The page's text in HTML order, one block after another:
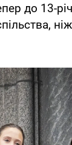
до 13-